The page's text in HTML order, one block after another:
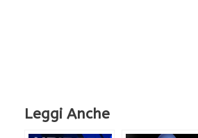
Leggi Anche